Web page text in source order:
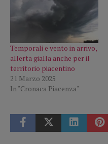
Temporali e vento in arrivo,
allerta gialla anche per il
territorio piacentino
21 Marzo 2025
In "Cronaca Piacenza"